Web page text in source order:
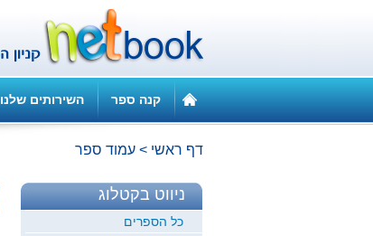
קנה ספר השירותים שלנו
דף ראשי > עמוד ספר
ניווט בקטלוג
כל הספרים